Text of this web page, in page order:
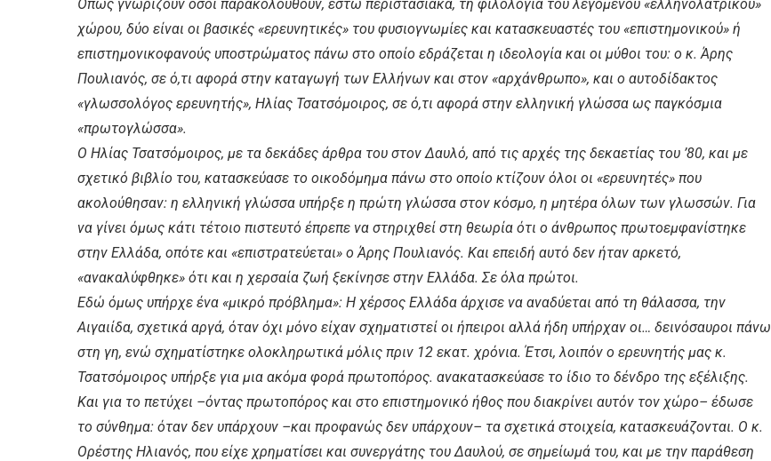
Όπως γνωρίζουν όσοι παρακολουθούν, έστω περιστασιακά, τη φιλολογία του λεγόμενου «ελληνολατρικού»
χώρου, δύο είναι οι βασικές «ερευνητικές» του φυσιογνωμίες και κατασκευαστές του «επιστημονικού» ή
επιστημονικοφανούς υποστρώματος πάνω στο οποίο εδράζεται η ιδεολογία και οι μύθοι του: ο κ. Άρης
Πουλιανός, σε ό,τι αφορά στην καταγωγή των Ελλήνων και στον «αρχάνθρωπο», και ο αυτοδίδακτος
«γλωσσολόγος ερευνητής», Ηλίας Τσατσόμοιρος, σε ό,τι αφορά στην ελληνική γλώσσα ως παγκόσμια
«πρωτογλώσσα».
O Ηλίας Τσατσόμοιρος, με τα δεκάδες άρθρα του στον Δαυλό, από τις αρχές της δεκαετίας του ’80, και με
σχετικό βιβλίο του, κατασκεύασε το οικοδόμημα πάνω στο οποίο κτίζουν όλοι οι «ερευνητές» που
ακολούθησαν: η ελληνική γλώσσα υπήρξε η πρώτη γλώσσα στον κόσμο, η μητέρα όλων των γλωσσών. Για
να γίνει όμως κάτι τέτοιο πιστευτό έπρεπε να στηριχθεί στη θεωρία ότι ο άνθρωπος πρωτοεμφανίστηκε
στην Ελλάδα, οπότε και «επιστρατεύεται» ο Άρης Πουλιανός. Και επειδή αυτό δεν ήταν αρκετό,
«ανακαλύφθηκε» ότι και η χερσαία ζωή ξεκίνησε στην Ελλάδα. Σε όλα πρώτοι.
Εδώ όμως υπήρχε ένα «μικρό πρόβλημα»: Η χέρσος Ελλάδα άρχισε να αναδύεται από τη θάλασσα, την
Αιγαιίδα, σχετικά αργά, όταν όχι μόνο είχαν σχηματιστεί οι ήπειροι αλλά ήδη υπήρχαν οι… δεινόσαυροι πάνω
στη γη, ενώ σχηματίστηκε ολοκληρωτικά μόλις πριν 12 εκατ. χρόνια. Έτσι, λοιπόν ο ερευνητής μας κ.
Τσατσόμοιρος υπήρξε για μια ακόμα φορά πρωτοπόρος. ανακατασκεύασε το ίδιο το δένδρο της εξέλιξης.
Και για το πετύχει –όντας πρωτοπόρος και στο επιστημονικό ήθος που διακρίνει αυτόν τον χώρο– έδωσε
το σύνθημα: όταν δεν υπάρχουν –και προφανώς δεν υπάρχουν– τα σχετικά στοιχεία, κατασκευάζονται. Ο κ.
Ορέστης Ηλιανός, που είχε χρηματίσει και συνεργάτης του Δαυλού, σε σημείωμά του, και με την παράθεση